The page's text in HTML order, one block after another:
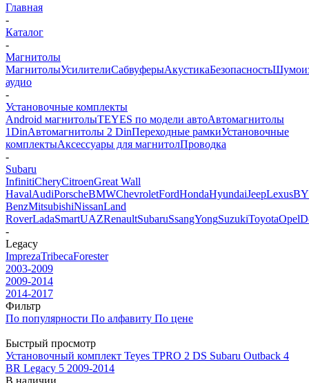
Главная
-
Каталог
-
Магнитолы
МагнитолыУсилителиСабвуферыАкустикаБезопасность
аудио
-
Установочные комплекты
Android магнитолыTEYES по модели автоАвтомагнитолы
1DinАвтомагнитолы 2 DinПереходные рамкиУстановочные
комплектыАксессуары для магнитолПроводка
-
Subaru
InfinitiCheryCitroenGreat Wall
HavalAudiPorscheBMWChevroletFordHondaHyundaiJeepLexus
BenzMitsubishiNissanLand
RoverLadaSmartUAZRenaultSubaruSsangYongSuzukiToyotaOpel
-
Legacy
ImprezaTribecaForester
2003-2009
2009-2014
2014-2017
Фильтр
По популярности По алфавиту По цене
Быстрый просмотр
Установочный комплект Teyes TPRO 2 DS Subaru Outback 4
BR Legacy 5 2009-2014
В наличии